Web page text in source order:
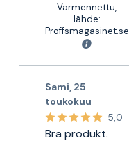
Varmennettu,
lähde:
Proffsmagasinet.se
Sami 25
toukokuu
5,0
Bra produkt.